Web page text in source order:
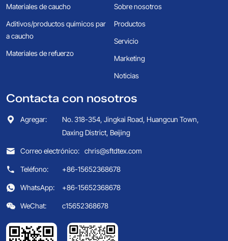
Materiales de caucho
Aditivos/productos químicos par
a caucho
Materiales de refuerzo
Sobre nosotros
Productos
Servicio
Marketing
Noticias
Contacta con nosotros
Agregar:
No. 318-354, Jingkai Road, Huangcun Town,
Daxing District, Beijing
Correo electrónico: chris@sftdtex.com
Teléfono:
+86-15652368678
WhatsApp:
+86-15652368678
WeChat:
c15652368678